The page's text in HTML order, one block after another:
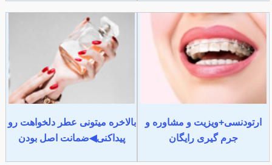
ارتودنسی+ویزیت و مشاوره و
جرم گیری رایگان
بالاخره میتونی عطر دلخواهت رو
پیداکنی◀ضمانت اصل بودن